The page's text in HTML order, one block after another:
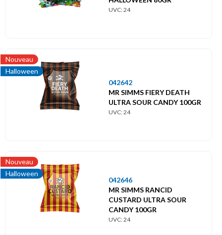
UVC: 24
Nouveau
Halloween
042642
MR SIMMS FIERY DEATH
ULTRA SOUR CANDY 100GR
UVC: 24
Nouveau
Halloween
042646
MR SIMMS RANCID
CUSTARD ULTRA SOUR
CANDY 100GR
UVC: 24